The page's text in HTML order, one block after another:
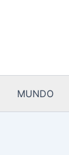
MUNDO